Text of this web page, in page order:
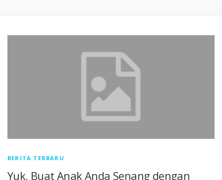
BERITA TERBARU
Yuk, Buat Anak Anda Senang dengan